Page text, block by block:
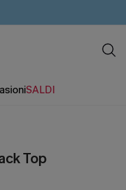
SALDI
Top